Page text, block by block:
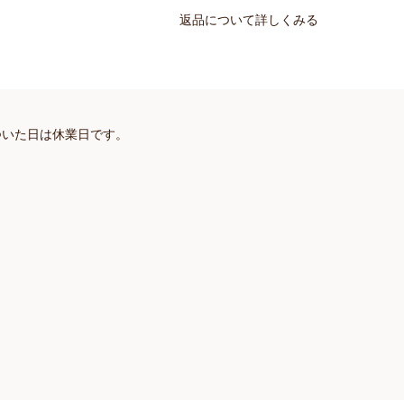
返品について詳しくみる
た日は休業日です。